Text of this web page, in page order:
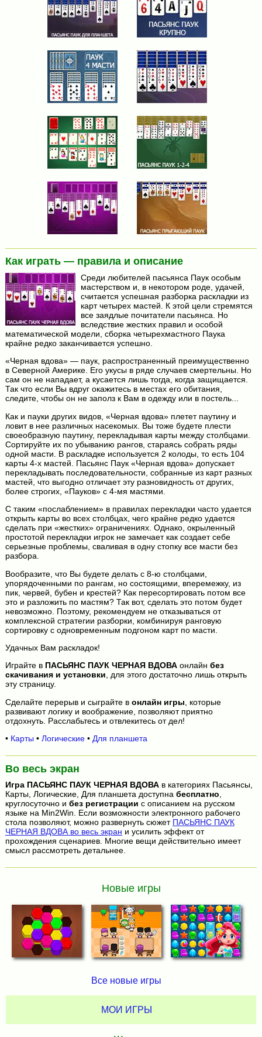
Как играть — правила и описание
Среди любителей пасьянса Паук особым
мастерством и, в некотором роде, удачей,
считается успешная разборка раскладки из
карт четырех мастей. К этой цели стремятся
все заядлые почитатели пасьянса. Но
вследствие жестких правил и особой
математической модели, сборка четырехмастного Паука
крайне редко заканчивается успешно.
«Черная вдова» — паук, распространенный преимущественно
в Северной Америке. Его укусы в ряде случаев смертельны. Но
сам он не нападает, а кусается лишь тогда, когда защищается.
Так что если Вы вдруг окажитесь в местах его обитания,
следите, чтобы он не заполз к Вам в одежду или в постель...
Как и пауки других видов, «Черная вдова» плетет паутину и
ловит в нее различных насекомых. Вы тоже будете плести
своеобразную паутину, перекладывая карты между столбцами.
Сортируйте их по убыванию рангов, стараясь собрать ряды
одной масти. В раскладке используется 2 колоды, то есть 104
карты 4-х мастей. Пасьянс Паук «Черная вдова» допускает
перекладывать последовательности, собранные из карт разных
мастей, что выгодно отличает эту разновидность от других,
более строгих, «Пауков» с 4-мя мастями.
С таким «послаблением» в правилах перекладки часто удается
открыть карты во всех столбцах, чего крайне редко удается
сделать при «жестких» ограничениях. Однако, окрыленный
простотой перекладки игрок не замечает как создает себе
серьезные проблемы, сваливая в одну стопку все масти без
разбора.
Вообразите, что Вы будете делать с 8-ю столбцами,
упорядоченными по рангам, но состоящими, вперемежку, из
пик, червей, бубен и крестей? Как пересортировать потом все
это и разложить по мастям? Так вот, сделать это потом будет
невозможно. Поэтому, рекомендуем не отказываться от
комплексной стратегии разборки, комбинируя ранговую
сортировку с одновременным подгоном карт по масти.
Удачных Вам раскладок!
Играйте в ПАСЬЯНС ПАУК ЧЕРНАЯ ВДОВАонлайн без
скачивания и установки, для этого достаточно лишь открыть
эту страницу.
Сделайте перерыв и сыграйте в онлайн игры , которые
развивают логику и воображение, позволяют приятно
отдохнуть. Расслабьтесь и отвлекитесь от дел!
• Карты • Логические• Для планшета
Во весь экран
Игра ПАСЬЯНС ПАУК ЧЕРНАЯ ВДОВАв категориях Пасьянсы,
Карты, Логические, Для планшета доступна бесплатно,
круглосуточно и без регистрации с описанием на русском
языке на Min2Win. Если возможности электронного рабочего
стола позволяют, можно развернуть сюжет ПАСЬЯНС ПАУК
ЧЕРНАЯ ВДОВА во весь экран и усилить эффект от
прохождения сценариев. Многие вещи действительно имеет
смысл рассмотреть детальнее.
Новые игры
Все новые игры
МОИ ИГРЫ